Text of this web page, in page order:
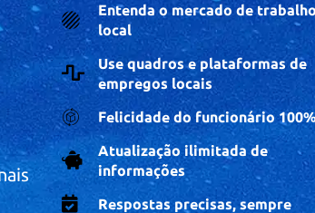
Entenda o mercado de
local
Use quadros e plataformas de
empregos locais
Felicidade do funcionário
Atualização ilimitada de
informações
Respostas precisas, sempre